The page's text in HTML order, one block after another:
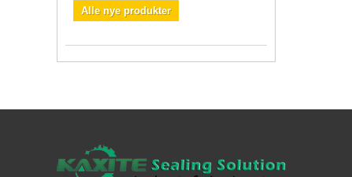
Alle nye produkter